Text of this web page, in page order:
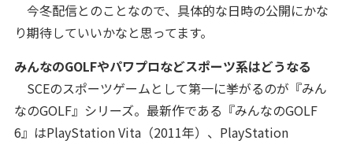
今冬配信とのことなので、具体的な日時の公開にかな
り期待していいかなと思ってます。
みんなのGOLFやパワプロなどスポーツ系はどうなる
SCEのスポーツゲームとして第一に挙がるのが『みん
なのGOLF』シリーズ。最新作である『みんなのGOLF
6』はPlayStation Vita（2011年）、PlayStation